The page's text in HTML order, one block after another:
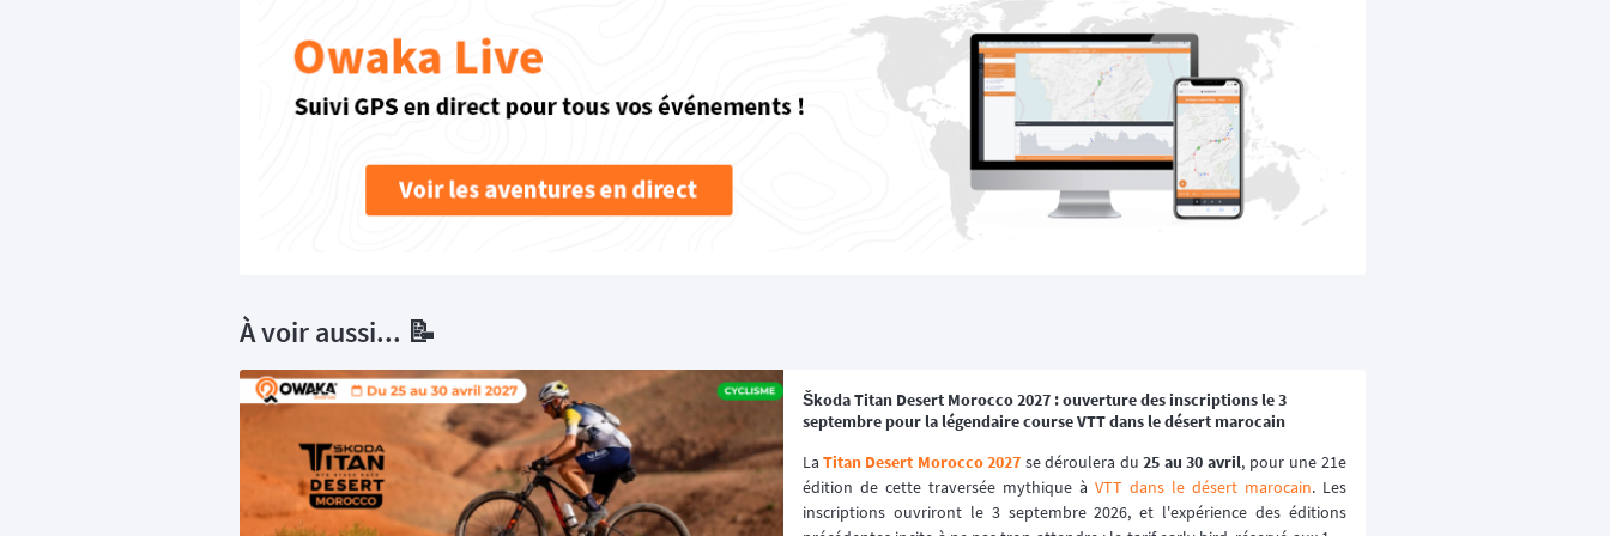
À voir aussi... 📝
Škoda Titan Desert Morocco 2027 : ouverture des inscriptions le 3
septembre pour la légendaire course VTT dans le désert marocain
La Titan Desert Morocco 2027 se déroulera du 25 au 30 avril, pour une 21e
édition de cette traversée mythique à VTT dans le désert marocain. Les
inscriptions ouvriront le 3 septembre 2026, et l'expérience des éditions